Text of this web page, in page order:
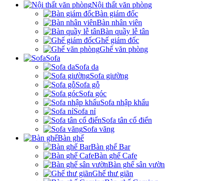
Nội thất văn phòng
Bàn giám đốc
Bàn nhân viên
Bàn quầy lễ tân
Ghế giám đốc
Ghế văn phòng
Sofa
Sofa da
Sofa giường
Sofa gỗ
Sofa góc
Sofa nhập khẩu
Sofa nỉ
Sofa tân cổ điển
Sofa văng
Bàn ghế
Bàn ghế Bar
Bàn ghế Cafe
Bàn ghế sân vườn
Ghế thư giãn